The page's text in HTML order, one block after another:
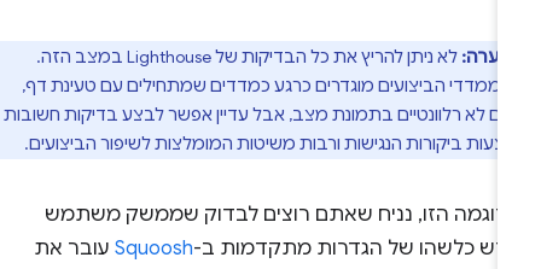
הערה:
לא ניתן להריץ את כל הבדיקות של Lighthouse במצב הזה.
ממדדי הביצועים מוגדרים כרגע כמדדים שמתחילים עם טעינת דף,
הם לא רלוונטיים בתמונת מצב, אבל עדיין אפשר לבצע בדיקות חשובות
ביקורות הנגישות ורבות משיטות המומלצות לשיפור הביצועים.
הזו, נניח שאתם רוצים לבדוק שממשק משתמש
כלשהו של הגדרות מתקדמות ב-Squooshעובר את